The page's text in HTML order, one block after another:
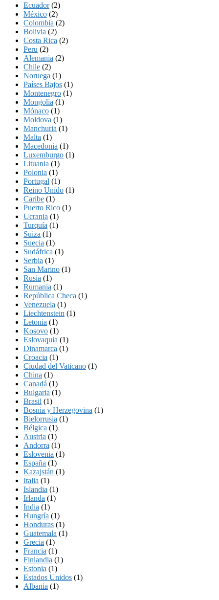
Ecuador(2)
México (2)
Colombia (2)
Bolivia (2)
Costa Rica (2)
Peru (2)
Alemania (2)
Chile (2)
Noruega (1)
Países Bajos (1)
Montenegro (1)
Mongolia (1)
Mónaco (1)
Moldova (1)
Manchuria (1)
Malta (1)
Macedonia (1)
Luxemburgo (1)
Lituania (1)
Polonia (1)
Portugal (1)
Reino Unido (1)
Caribe (1)
Puerto Rico (1)
Ucrania (1)
Turquía (1)
Suiza (1)
Suecia (1)
Sudáfrica (1)
Serbia (1)
San Marino (1)
Rusia (1)
Rumania (1)
República Checa (1)
Venezuela (1)
Liechtenstein (1)
Letonia (1)
Kosovo (1)
Eslovaquia (1)
Dinamarca (1)
Croacia (1)
Ciudad del Vaticano (1)
China (1)
Canadá (1)
Bulgaria (1)
Brasil (1)
Bosnia y Herzegovina (1)
Bielorrusia (1)
Bélgica (1)
Austria (1)
Andorra (1)
Eslovenia (1)
España (1)
Kazajstán (1)
Italia (1)
Islandia (1)
Irlanda (1)
India (1)
Hungría (1)
Honduras (1)
Guatemala (1)
Grecia (1)
Francia (1)
Finlandia (1)
Estonia (1)
Estados Unidos (1)
Albania (1)